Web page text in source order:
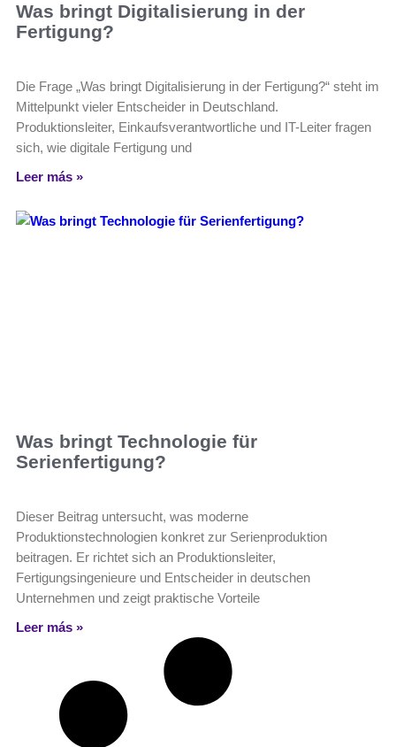
Was bringt Digitalisierung in der
Fertigung?
Die Frage „Was bringt Digitalisierung in der Fertigung?“ steht im
Mittelpunkt vieler Entscheider in Deutschland.
Produktionsleiter, Einkaufsverantwortliche und IT-Leiter fragen
sich, wie digitale Fertigung und
Leer más »
Was bringt Technologie für
Serienfertigung?
Dieser Beitrag untersucht, was moderne
Produktionstechnologien konkret zur Serienproduktion
beitragen. Er richtet sich an Produktionsleiter,
Fertigungsingenieure und Entscheider in deutschen
Unternehmen und zeigt praktische Vorteile
Leer más »